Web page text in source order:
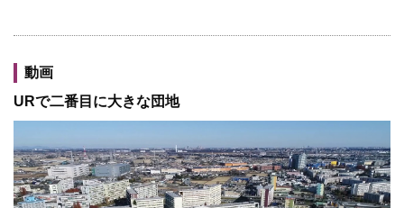
動画
URで二番目に大きな団地